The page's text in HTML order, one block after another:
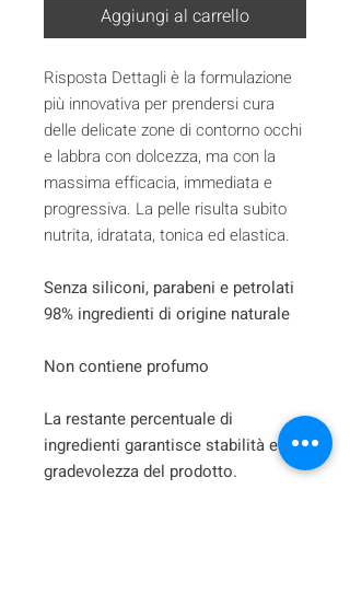
Aggiungi al carrello
Risposta Dettagli è la formulazione
più innovativa per prendersi cura
delle delicate zone di contorno occhi
e labbra con dolcezza, ma con la
massima efficacia, immediata e
progressiva. La pelle risulta subito
nutrita, idratata, tonica ed elastica.
Senza siliconi, parabeni e petrolati
98% ingredienti di origine naturale
Non contiene profumo
La restante percentuale di
ingredienti garantisce stabilità e
gradevolezza del prodotto.